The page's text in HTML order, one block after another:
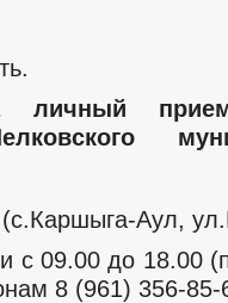
личный
Аул,
с 09.00 до 18.00
8 (961) 356-85-